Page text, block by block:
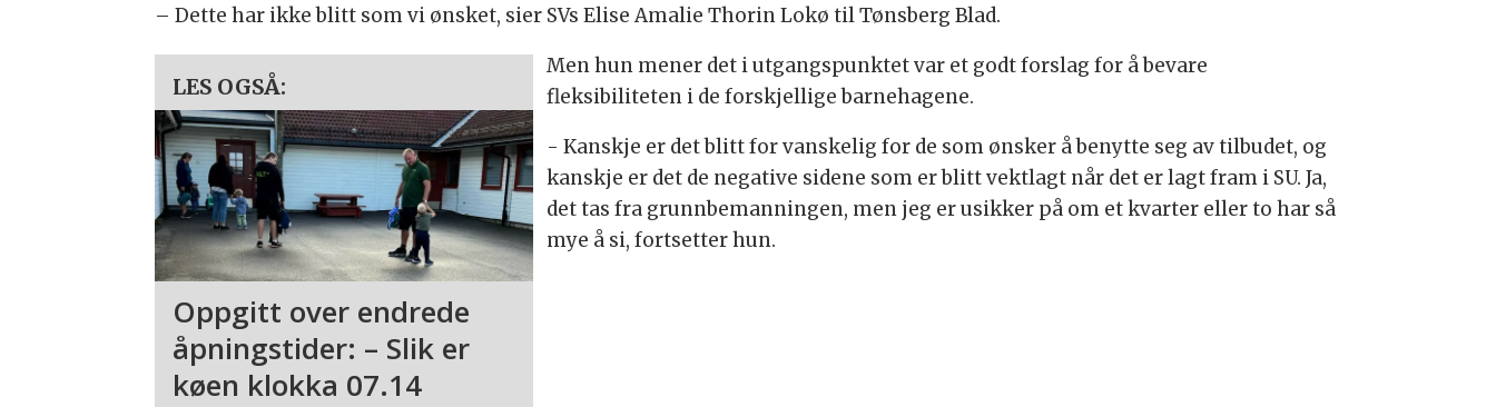
– Dette har ikke blitt som vi ønsket, sier SVs Elise Amalie Thorin Lokø til Tønsberg Blad.
LES OGSÅ:
Oppgitt over endrede
åpningstider: – Slik er
køen klokka 07.14
Men hun mener det i utgangspunktet var et godt forslag for å bevare
fleksibiliteten i de forskjellige barnehagene.
- Kanskje er det blitt for vanskelig for de som ønsker å benytte seg av tilbudet, og
kanskje er det de negative sidene som er blitt vektlagt når det er lagt fram i SU. Ja,
det tas fra grunnbemanningen, men jeg er usikker på om et kvarter eller to har så
mye å si, fortsetter hun.